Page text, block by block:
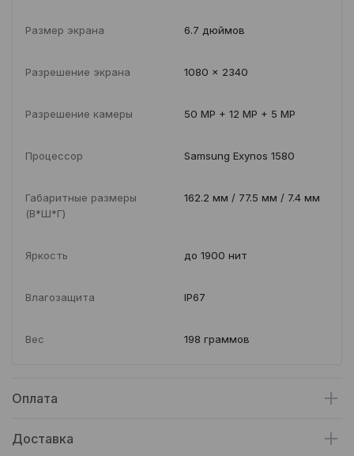
Размер экрана 6.7 дюймов
Разрешение экрана 1080 x 2340
Разрешение камеры 50 MP + 12 MP + 5 MP
Процессор Samsung Exynos 1580
Габаритные размеры
(В*Ш*Г)
162.2 мм / 77.5 мм / 7.4 мм
Яркость до 1900 нит
Влагозащита IP67
Вес 198 граммов
Оплата
Доставка